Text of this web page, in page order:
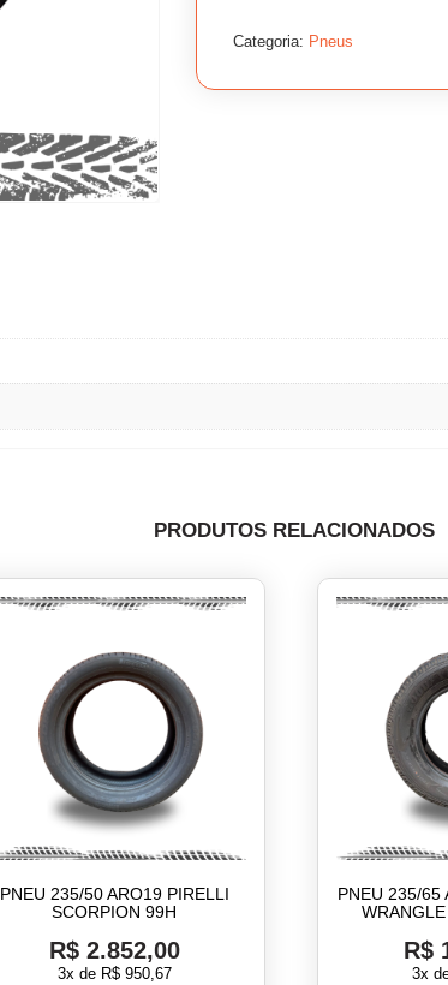
CF510
quantidade
CF510
quantidade
Categoria: Pneus
PRODUTOS RELACIONADOS
PNEU 235/50 ARO19 PIRELLI
SCORPION 99H
R$2.852,00
3x de R$950,67
PNEU 235/65
R$
3x